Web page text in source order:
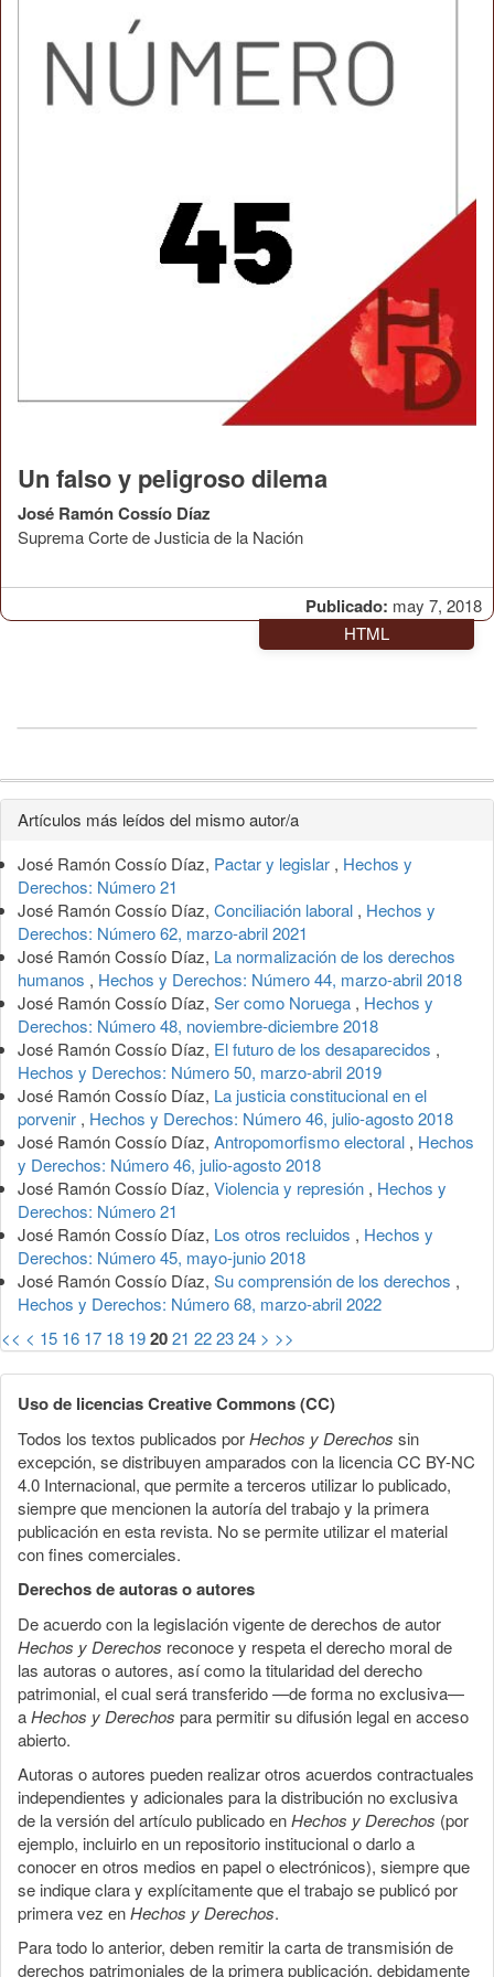
Publicado: may 7, 2018
Un falso y peligroso dilema
José Ramón Cossío Díaz
Suprema Corte de Justicia de la Nación
HTML
Detalles
del
artículo
Artículos más leídos del mismo autor/a
José Ramón Cossío Díaz, Pactar y legislar , Hechos y
Derechos: Número 21
José Ramón Cossío Díaz, Conciliación laboral , Hechos y
Derechos: Número 62, marzo-abril 2021
José Ramón Cossío Díaz, La normalización de los derechos
humanos , Hechos y Derechos: Número 44, marzo-abril 2018
José Ramón Cossío Díaz, Ser como Noruega , Hechos y
Derechos: Número 48, noviembre-diciembre 2018
José Ramón Cossío Díaz, El futuro de los desaparecidos ,
Hechos y Derechos: Número 50, marzo-abril 2019
José Ramón Cossío Díaz, La justicia constitucional en el
porvenir , Hechos y Derechos: Número 46, julio-agosto 2018
José Ramón Cossío Díaz, Antropomorfismo electoral , Hechos
y Derechos: Número 46, julio-agosto 2018
José Ramón Cossío Díaz, Violencia y represión , Hechos y
Derechos: Número 21
José Ramón Cossío Díaz, Los otros recluidos , Hechos y
Derechos: Número 45, mayo-junio 2018
José Ramón Cossío Díaz, Su comprensión de los derechos ,
Hechos y Derechos: Número 68, marzo-abril 2022
<< < 15 16 17 18 192021 222324 > >>
Uso de licencias Creative Commons (CC)
Todos los textos publicados porHechos y Derechos sin
excepción, se distribuyen amparados con la licencia CC BY-NC
4.0 Internacional, que permite a terceros utilizar lo publicado,
siempre que mencionen la autoría del trabajo y la primera
publicación en esta revista. No se permite utilizar el material
con fines comerciales.
Derechos de autoras o autores
De acuerdo con la legislación vigente de derechos de autor
Hechos y Derechos reconoce y respeta el derecho moral de
las autoras o autores, así como la titularidad del derecho
patrimonial, el cual será transferido —de forma no exclusiva—
aHechos y Derechos para permitir su difusión legal en acceso
abierto.
Autoras o autores pueden realizar otros acuerdos contractuales
independientes y adicionales para la distribución no exclusiva
de la versión del artículo publicado enHechos y Derechos (por
ejemplo, incluirlo en un repositorio institucional o darlo a
conocer en otros medios en papel o electrónicos), siempre que
se indique clara y explícitamente que el trabajo se publicó por
primera vez enHechos y Derechos.
Para todo lo anterior, deben remitir la carta de transmisión de
derechos patrimoniales de la primera publicación, debidamente